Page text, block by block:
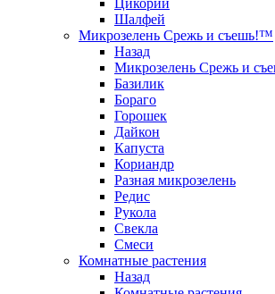
Цикорий
Шалфей
Микрозелень Срежь и съешь!™
Назад
Микрозелень Срежь и
Базилик
Бораго
Горошек
Дайкон
Капуста
Кориандр
Разная микрозелень
Редис
Рукола
Свекла
Смеси
Комнатные растения
Назад